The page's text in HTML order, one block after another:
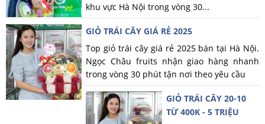
khu vực Hà Nội trong vòng 30...
GIỎ TRÁI CÂY GIÁ RẺ 2025
Top giỏ trái cây giá rẻ 2025 bán tại Hà Nội.
Ngọc Châu fruits nhận giao hàng nhanh
trong vòng 30 phút tận nơi theo yêu cầu
GIỎ TRÁI CÂY 20-10
TỪ 400K - 5 TRIỆU